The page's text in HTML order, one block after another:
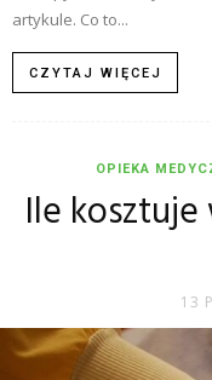
artykule. Co to...
CZYTAJ WIĘCEJ
OPIEKA
Ile
13